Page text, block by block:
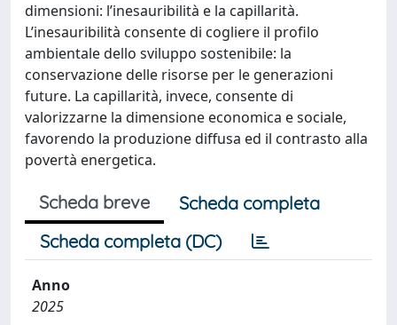
dimensioni: l’inesauribilità e la capillarità.
L’inesauribilità consente di cogliere il profilo
ambientale dello sviluppo sostenibile: la
conservazione delle risorse per le generazioni
future. La capillarità, invece, consente di
valorizzarne la dimensione economica e sociale,
favorendo la produzione diffusa ed il contrasto alla
povertà energetica.
Scheda breve
Scheda completa
Scheda completa (DC)
Anno
2025